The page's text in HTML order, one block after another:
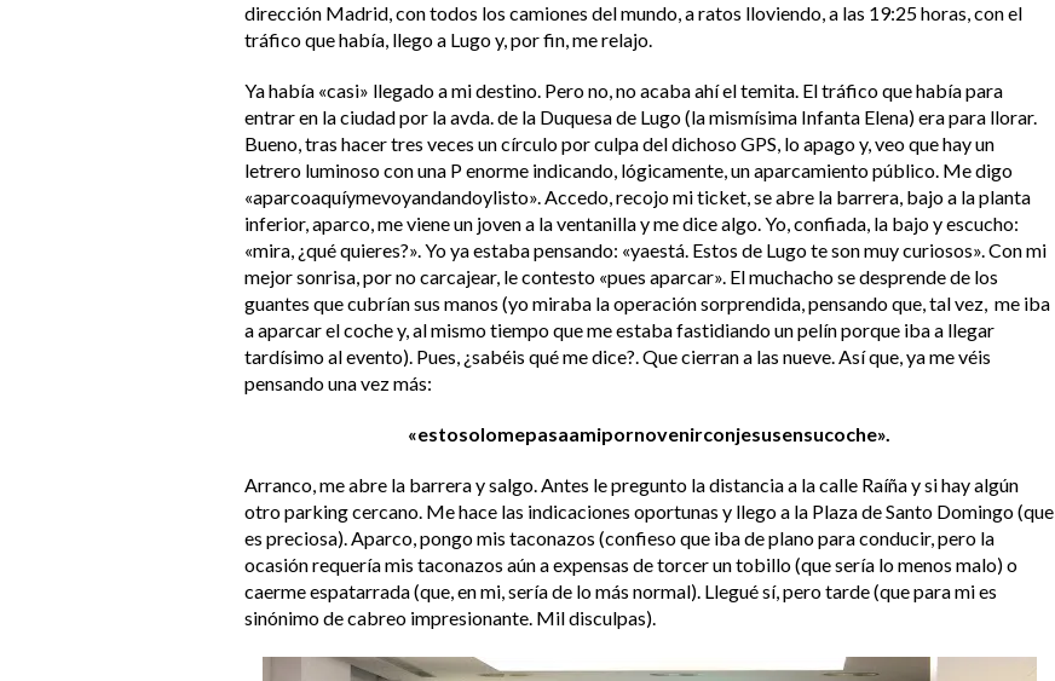
dirección Madrid, con todos los camiones del mundo, a ratos lloviendo, a las 19:25 horas, con el
tráfico que había, llego a Lugo y, por fin, me relajo.
Ya había «casi» llegado a mi destino. Pero no, no acaba ahí el temita. El tráfico que había para
entrar en la ciudad por la avda. de la Duquesa de Lugo (la mismísima Infanta Elena) era para llorar.
Bueno, tras hacer tres veces un círculo por culpa del dichoso GPS, lo apago y, veo que hay un
letrero luminoso con una P enorme indicando, lógicamente, un aparcamiento público. Me digo
«aparcoaquíymevoyandandoylisto». Accedo, recojo mi ticket, se abre la barrera, bajo a la planta
inferior, aparco, me viene un joven a la ventanilla y me dice algo. Yo, confiada, la bajo y escucho:
«mira, ¿qué quieres?». Yo ya estaba pensando: «yaestá. Estos de Lugo te son muy curiosos». Con mi
mejor sonrisa, por no carcajear, le contesto «pues aparcar». El muchacho se desprende de los
guantes que cubrían sus manos (yo miraba la operación sorprendida, pensando que, tal vez, me iba
a aparcar el coche y, al mismo tiempo que me estaba fastidiando un pelín porque iba a llegar
tardísimo al evento). Pues, ¿sabéis qué me dice?. Que cierran a las nueve. Así que, ya me véis
pensando una vez más:
«estosolomepasaamipornovenirconjesusensucoche».
Arranco, me abre la barrera y salgo. Antes le pregunto la distancia a la calle Raíña y si hay algún
otro parking cercano. Me hace las indicaciones oportunas y llego a la Plaza de Santo Domingo (que
es preciosa). Aparco, pongo mis taconazos (confieso que iba de plano para conducir, pero la
ocasión requería mis taconazos aún a expensas de torcer un tobillo (que sería lo menos malo) o
caerme espatarrada (que, en mi, sería de lo más normal). Llegué sí, pero tarde (que para mi es
sinónimo de cabreo impresionante. Mil disculpas).